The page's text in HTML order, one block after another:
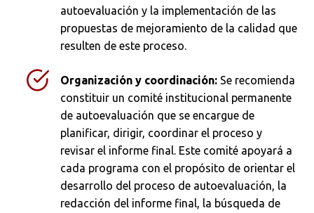
autoevaluación y la implementación de las
propuestas de mejoramiento de la calidad que
resulten de este proceso.
Organización y coordinación: Se recomienda
constituir un comité institucional permanente
de autoevaluación que se encargue de
planificar, dirigir, coordinar el proceso y
revisar el informe final. Este comité apoyará a
cada programa con el propósito de orientar el
desarrollo del proceso de autoevaluación, la
redacción del informe final, la búsqueda de